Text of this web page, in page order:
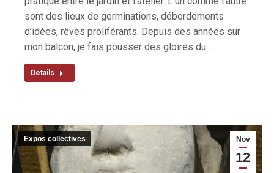
sont des lieux de germinations, débordements
d’idées, rêves proliférants. Depuis des années sur
mon balcon, je fais pousser des gloires du…
Details
Nov
12
Expos collectives